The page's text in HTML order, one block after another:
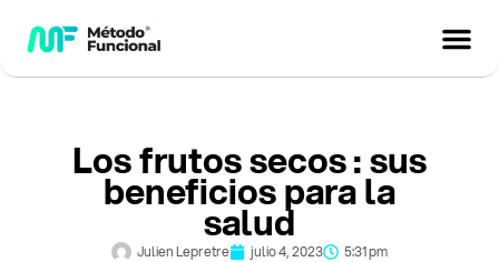
Los frutos secos : sus
beneficios para la
salud
Julien Lepretre julio 4, 2023 5:31 pm